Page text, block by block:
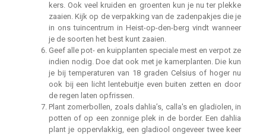
kers. Ook veel kruiden en groenten kun je nu ter plekke
zaaien. Kijk op de verpakking van de zadenpakjes die je
in ons tuincentrum in Heist-op-den-berg vindt wanneer
je de soorten het best kunt zaaien.
Geef alle pot- en kuipplanten speciale mest en verpot ze
indien nodig. Doe dat ook met je kamerplanten. Die kun
je bij temperaturen van 18 graden Celsius of hoger nu
ook bij een licht lentebuitje even buiten zetten en door
de regen laten opfrissen.
Plant zomerbollen, zoals dahlia’s, calla's en gladiolen, in
potten of op een zonnige plek in de border. Een dahlia
plant je oppervlakkig, een gladiool ongeveer twee keer